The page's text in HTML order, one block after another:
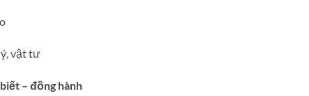
vật tư
– đồng hành